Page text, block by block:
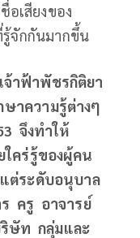
ชื่อเสียงของ
จักกันมากขึ้น
จ้าฟ้าพัชรกิติยา
ษาความรู้ต่างๆ
จึงทำให้
คร่รู้ของผู้คน
ต่ระดับอนุบาล
ครู อาจารย์
ษัท กลุ่มและ